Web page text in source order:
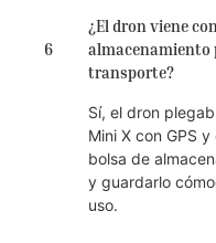
6
¿El dron viene
almacenamiento
transporte?
Sí, el dron
Mini X con GPS
bolsa de
y guardarlo
uso.